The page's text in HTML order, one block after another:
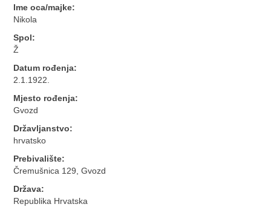
Ime oca/majke:
Nikola
Spol:
Ž
Datum rođenja:
2.1.1922.
Mjesto rođenja:
Gvozd
Državljanstvo:
hrvatsko
Prebivalište:
Čremušnica 129, Gvozd
Država:
Republika Hrvatska